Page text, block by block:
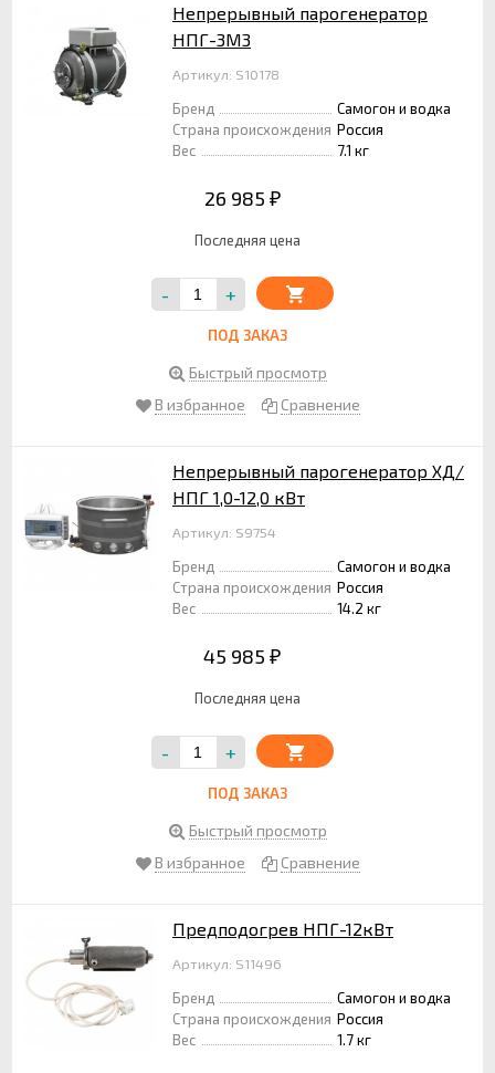
Непрерывный парогенератор
НПГ-3М3
Артикул: S10178
Бренд
Самогон и водка
Страна происхождения Россия
Вес
7.1 кг
26 985 ₽
Последняя цена
- +
ПОД ЗАКАЗ
Быстрый просмотр
В избранное
Сравнение
Непрерывный парогенератор ХД/
НПГ 1,0-12,0 кВт
Артикул: S9754
Бренд
Самогон и водка
Страна происхождения Россия
Вес
14.2 кг
45 985 ₽
Последняя цена
- +
ПОД ЗАКАЗ
Быстрый просмотр
В избранное
Сравнение
Предподогрев НПГ-12кВт
Артикул: S11496
Бренд
Самогон и водка
Страна происхождения Россия
Вес
1.7 кг